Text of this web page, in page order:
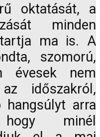
oktatását, a
minden
ma is. A
szomorú,
évesek nem
időszakról,
hangsúlyt arra
minél